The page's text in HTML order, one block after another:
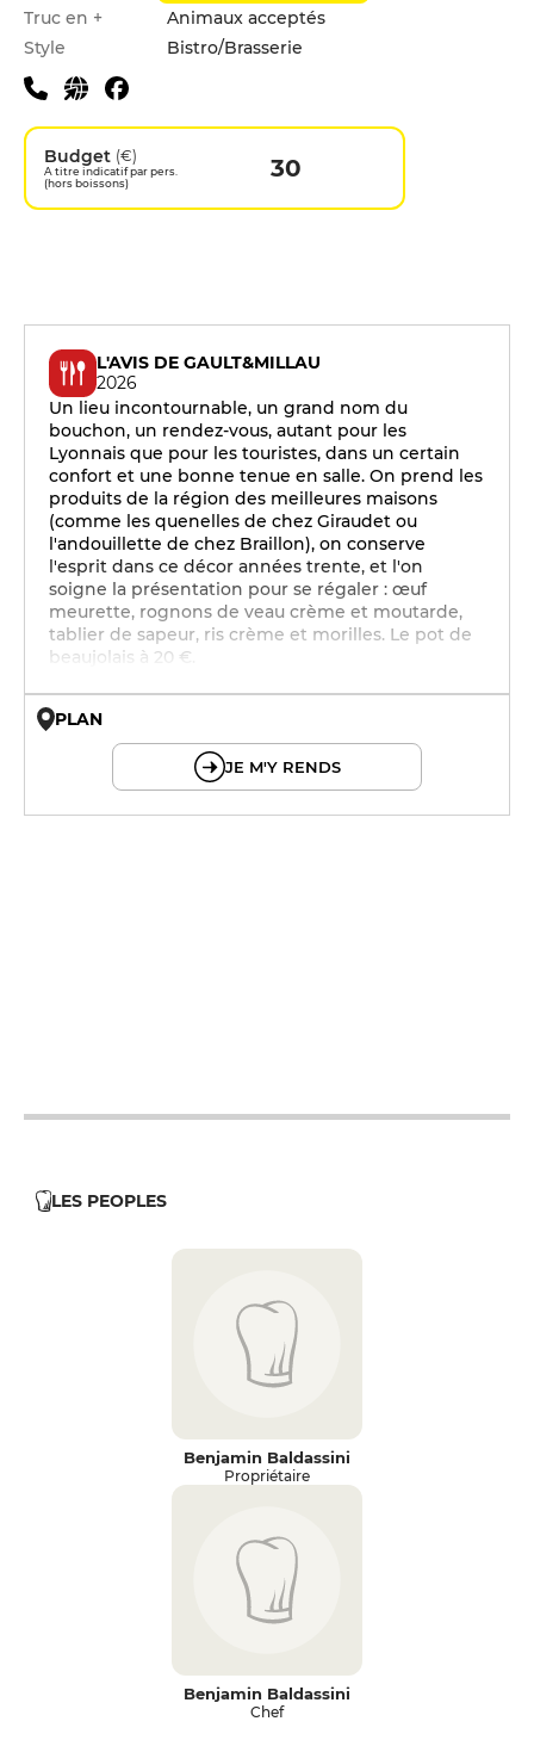
Truc en +
Animaux acceptés
Style
Bistro/Brasserie
Budget (€)
A titre indicatif par pers.
(hors boissons)
30
L'AVIS DE GAULT&MILLAU
2026
Un lieu incontournable, un grand nom du
bouchon, un rendez-vous, autant pour les
Lyonnais que pour les touristes, dans un certain
confort et une bonne tenue en salle. On prend les
produits de la région des meilleures maisons
(comme les quenelles de chez Giraudet ou
l'andouillette de chez Braillon), on conserve
l'esprit dans ce décor années trente, et l'on
soigne la présentation pour se régaler : œuf
meurette, rognons de veau crème et moutarde,
tablier de sapeur, ris crème et morilles. Le pot de
beaujolais à 20 €.
PLAN
JE M'Y RENDS
LES PEOPLES
Benjamin Baldassini
Propriétaire
Benjamin Baldassini
Chef